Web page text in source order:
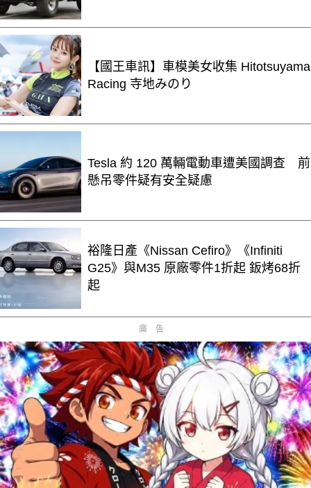
【國王車訊】車模美女收集 Hitotsuyama
Racing 寺地みのり
Tesla 約 120 萬輛電動車遭美國調查 前
懸吊零件疑有安全疑慮
裕隆日產《Nissan Cefiro》《Infiniti
G25》與M35 原廠零件1折起 鈑烤68折
起
廣告